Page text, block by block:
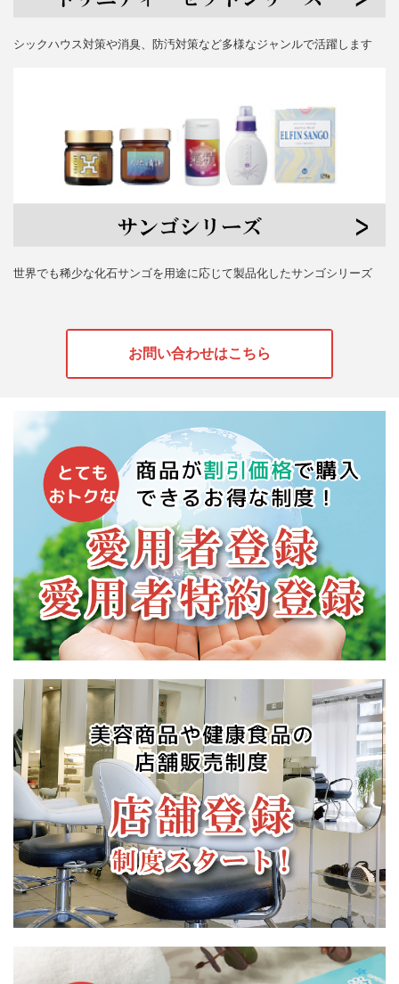
シックハウス対策や消臭、防汚対策など多様なジャンルで活躍します
世界でも稀少な化石サンゴを用途に応じて製品化したサンゴシリーズ
お問い合わせはこちら